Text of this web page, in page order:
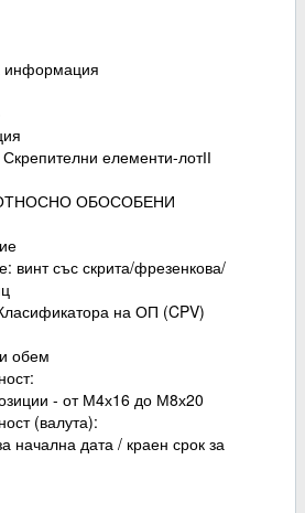
информация
елементи-лотІІ
ОБОСОБЕНИ
винт със скрита/фрезенкова/
на ОП (CPV)
обем
- от М4х16 до М8х20
(валута):
начална дата / краен срок за